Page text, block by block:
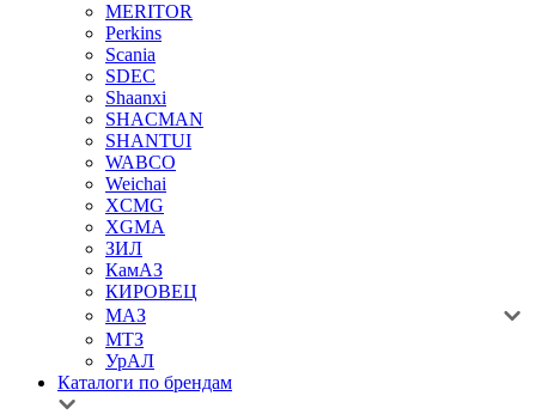
MERITOR
Perkins
Scania
SDEC
Shaanxi
SHACMAN
SHANTUI
WABCO
Weichai
XCMG
XGMA
ЗИЛ
КамАЗ
КИРОВЕЦ
МАЗ
МТЗ
УрАЛ
Каталоги по брендам